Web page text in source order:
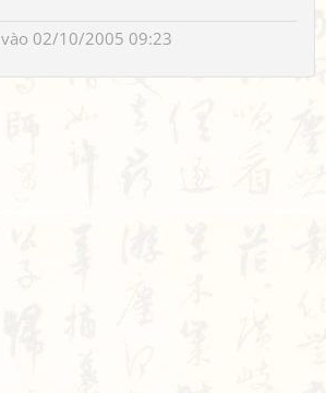
vào 02/10/2005 09:23